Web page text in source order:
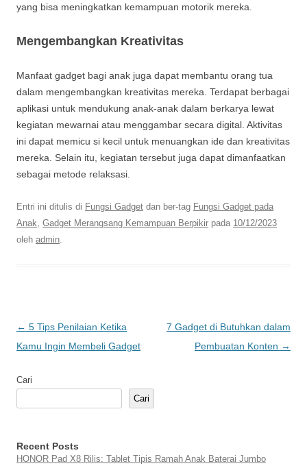
yang bisa meningkatkan kemampuan motorik mereka.
Mengembangkan Kreativitas
Manfaat gadget bagi anak juga dapat membantu orang tua
dalam mengembangkan kreativitas mereka. Terdapat berbagai
aplikasi untuk mendukung anak-anak dalam berkarya lewat
kegiatan mewarnai atau menggambar secara digital. Aktivitas
ini dapat memicu si kecil untuk menuangkan ide dan kreativitas
mereka. Selain itu, kegiatan tersebut juga dapat dimanfaatkan
sebagai metode relaksasi.
Entri ini ditulis di Fungsi Gadget dan ber-tag Fungsi Gadget pada
Anak Gadget Merangsang Kemampuan Berpikir pada 10/12/2023
oleh admin
Navigasi
Tulisan
← 5 Tips Penilaian Ketika
Kamu Ingin Membeli Gadget
7 Gadget di Butuhkan dalam
Pembuatan Konten →
Cari
Cari
Recent Posts
HONOR Pad X8 Rilis: Tablet Tipis Ramah Anak Baterai Jumbo